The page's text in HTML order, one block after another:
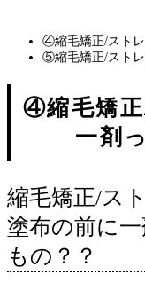
④縮毛矯正/ストレ
⑤縮毛矯正/ストレ
④縮毛矯
一剤
縮毛矯正/ス
塗布の前に
もの？？